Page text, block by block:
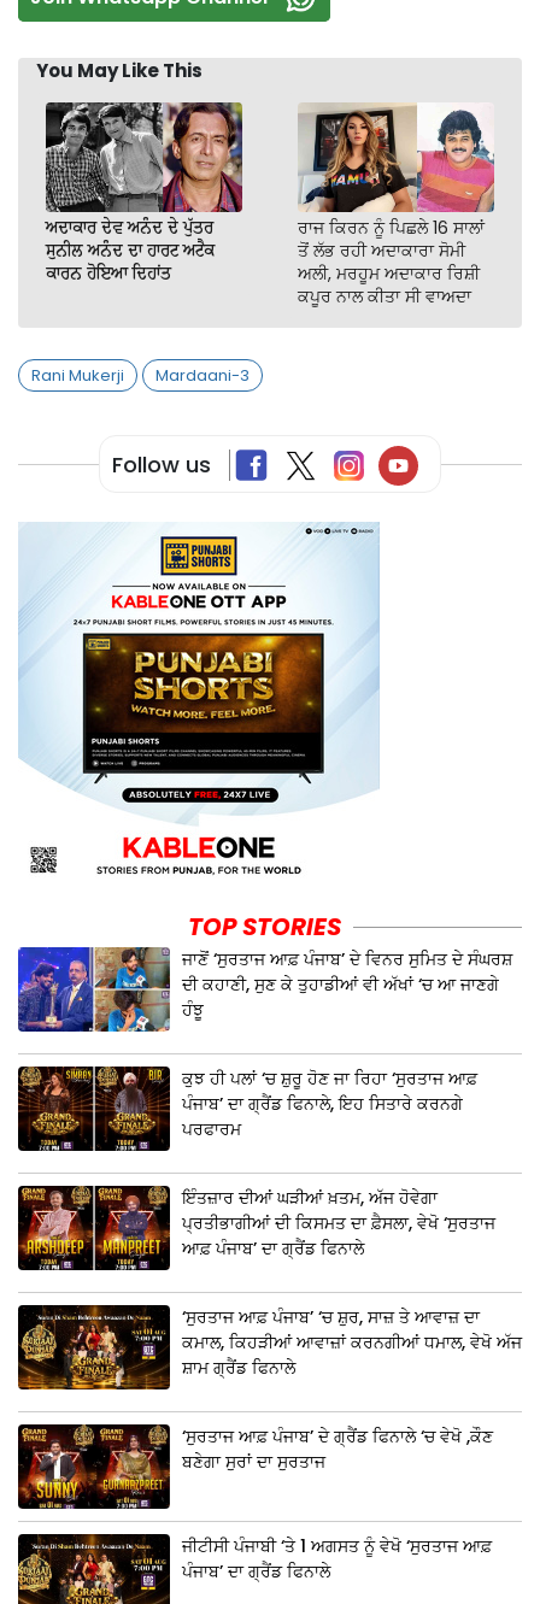
You May Like This
ਅਦਾਕਾਰ ਦੇਵ ਅਨੰਦ ਦੇ ਪੁੱਤਰ
ਸੁਨੀਲ ਅਨੰਦ ਦਾ ਹਾਰਟ ਅਟੈਕ
ਕਾਰਨ ਹੋਇਆ ਦਿਹਾਂਤ
ਰਾਜ ਕਿਰਨ ਨੂੰ ਪਿਛਲੇ 16 ਸਾਲਾਂ
ਤੋਂ ਲੱਭ ਰਹੀ ਅਦਾਕਾਰਾ ਸੋਮੀ
ਅਲੀ, ਮਰਹੂਮ ਅਦਾਕਾਰ ਰਿਸ਼ੀ
ਕਪੂਰ ਨਾਲ ਕੀਤਾ ਸੀ ਵਾਅਦਾ
Rani Mukerji Mardaani-3
Follow us
TOP STORIES
ਜਾਣੋਂ ‘ਸੁਰਤਾਜ ਆਫ਼ ਪੰਜਾਬ’ ਦੇ ਵਿਨਰ ਸੁਮਿਤ ਦੇ ਸੰਘਰਸ਼
ਦੀ ਕਹਾਣੀ, ਸੁਣ ਕੇ ਤੁਹਾਡੀਆਂ ਵੀ ਅੱਖਾਂ ‘ਚ ਆ ਜਾਣਗੇ
ਹੰਝੂ
ਕੁਝ ਹੀ ਪਲਾਂ ‘ਚ ਸ਼ੁਰੂ ਹੋਣ ਜਾ ਰਿਹਾ ‘ਸੁਰਤਾਜ ਆਫ਼
ਪੰਜਾਬ’ ਦਾ ਗ੍ਰੈਂਡ ਫਿਨਾਲੇ, ਇਹ ਸਿਤਾਰੇ ਕਰਨਗੇ
ਪਰਫਾਰਮ
ਇੰਤਜ਼ਾਰ ਦੀਆਂ ਘੜੀਆਂ ਖ਼ਤਮ, ਅੱਜ ਹੋਵੇਗਾ
ਪ੍ਰਤੀਭਾਗੀਆਂ ਦੀ ਕਿਸਮਤ ਦਾ ਫ਼ੈਸਲਾ, ਵੇਖੋ ‘ਸੁਰਤਾਜ
ਆਫ਼ ਪੰਜਾਬ’ ਦਾ ਗ੍ਰੈਂਡ ਫਿਨਾਲੇ
‘ਸੁਰਤਾਜ ਆਫ਼ ਪੰਜਾਬ’ ‘ਚ ਸ਼ੁਰ, ਸਾਜ਼ ਤੇ ਆਵਾਜ਼ ਦਾ
ਕਮਾਲ, ਕਿਹੜੀਆਂ ਆਵਾਜ਼ਾਂ ਕਰਨਗੀਆਂ ਧਮਾਲ, ਵੇਖੋ ਅੱਜ
ਸ਼ਾਮ ਗ੍ਰੈਂਡ ਫਿਨਾਲੇ
‘ਸੁਰਤਾਜ ਆਫ਼ ਪੰਜਾਬ’ ਦੇ ਗ੍ਰੈਂਡ ਫਿਨਾਲੇ ‘ਚ ਵੇਖੋ ,ਕੌਣ
ਬਣੇਗਾ ਸੁਰਾਂ ਦਾ ਸੁਰਤਾਜ
ਜੀਟੀਸੀ ਪੰਜਾਬੀ ‘ਤੇ 1 ਅਗਸਤ ਨੂੰ ਵੇਖੋ ‘ਸੁਰਤਾਜ ਆਫ਼
ਪੰਜਾਬ’ ਦਾ ਗ੍ਰੈਂਡ ਫਿਨਾਲੇ